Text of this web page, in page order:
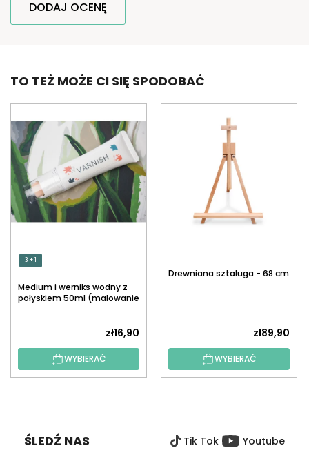
DODAJ OCENĘ
TO TEŻ MOŻE CI SIĘ SPODOBAĆ
3 + 1
Medium i werniks wodny z
połyskiem 50ml (malowanie
zł16,90
WYBIERAĆ
Drewniana sztaluga - 68 cm
zł89,90
WYBIERAĆ
ŚLEDŹ NAS Tik Tok Youtube